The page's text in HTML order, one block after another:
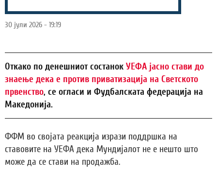
30 јули 2026 - 19:19
Откако по денешниот состанок УЕФА јасно стави до
знаење дека е против приватизација на Светското
првенство, се огласи и Фудбалската федерација на
Македонија.
ФФМ во својата реакција изрази поддршка на
ставовите на УЕФА дека Мундијалот не е нешто што
може да се стави на продажба.